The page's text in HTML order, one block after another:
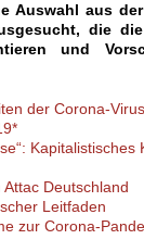
Auswahl aus
die
und
der Corona-
Deutschland
Leitfaden
zur Corona-